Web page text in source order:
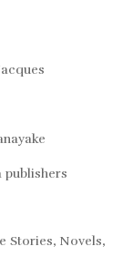
Stories, Novels,